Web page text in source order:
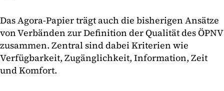
Das Agora-Papier trägt auch die bisherigen Ansätze
von Verbänden zur Definition der Qualität des ÖPNV
zusammen. Zentral sind dabei Kriterien wie
Verfügbarkeit, Zugänglichkeit, Information, Zeit
und Komfort.